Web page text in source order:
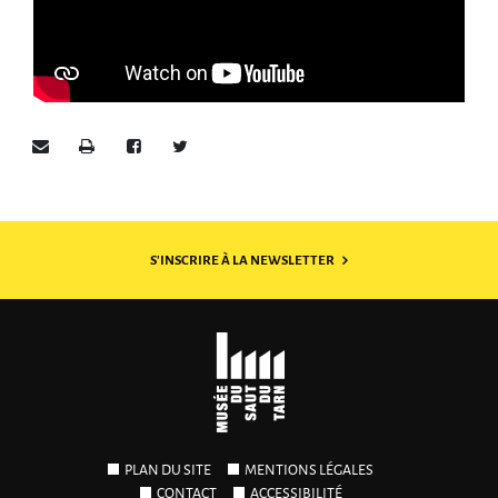
Envoyer par e-mail
ImprimerPartager sur Facebook
S'INSCRIRE À LA NEWSLETTER
PLAN DU SITE
MENTIONS LÉGALES
CONTACT
ACCESSIBILITÉ